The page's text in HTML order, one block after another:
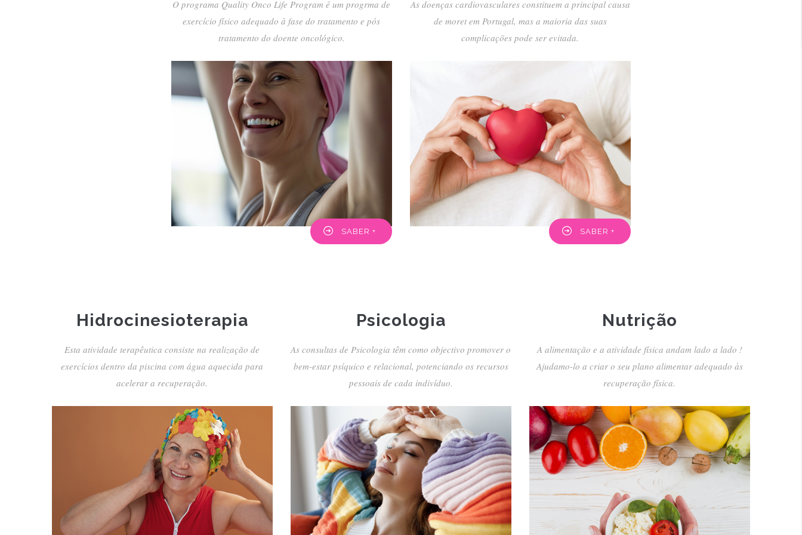
O programa Quality Onco Life Program é um progrma de
exercício físico adequado à fase do tratamento e pós
tratamento do doente oncológico.
SABER +
As doenças cardiovasculares constituem a principal causa
de moret em Portugal, mas a maioria das suas
complicações pode ser evitada.
SABER +
Hidrocinesioterapia
Esta atividade terapêutica consiste na realização de
exercícios dentro da piscina com água aquecida para
acelerar a recuperação.
Psicologia
As consultas de Psicologia têm como objectivo promover o
bem-estar psíquico e relacional, potenciando os recursos
pessoais de cada indivíduo.
Nutrição
A alimentação e a atividade física andam lado a lado !
Ajudamo-lo a criar o seu plano alimentar adequado às
recuperação física.